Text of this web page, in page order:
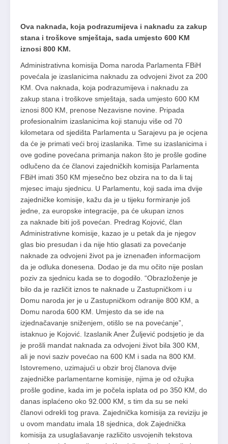
Ova naknada, koja podrazumijeva i naknadu za zakup
stana i troškove smještaja, sada umjesto 600 KM
iznosi 800 KM.
Administrativna komisija Doma naroda Parlamenta FBiH
povećala je izaslanicima naknadu za odvojeni život za 200
KM. Ova naknada, koja podrazumijeva i naknadu za
zakup stana i troškove smještaja, sada umjesto 600 KM
iznosi 800 KM, prenose Nezavisne novine. Pripada
profesionalnim izaslanicima koji stanuju više od 70
kilometara od sjedišta Parlamenta u Sarajevu pa je ocjena
da će je primati veći broj izaslanika. Time su izaslanicima i
ove godine povećana primanja nakon što je prošle godine
odlučeno da će članovi zajedničkih komisija Parlamenta
FBiH imati 350 KM mjesečno bez obzira na to da li taj
mjesec imaju sjednicu. U Parlamentu, koji sada ima dvije
zajedničke komisije, kažu da je u tijeku formiranje još
jedne, za europske integracije, pa će ukupan iznos
za naknade biti još povećan. Predrag Kojović, član
Administrativne komisije, kazao je u petak da je njegov
glas bio presudan i da nije htio glasati za povećanje
naknade za odvojeni život pa je iznenađen informacijom
da je odluka donesena. Dodao je da mu očito nije poslan
poziv za sjednicu kada se to dogodilo. “Obrazloženje je
bilo da je različit iznos te naknade u Zastupničkom i u
Domu naroda jer je u Zastupničkom odranije 800 KM, a
Domu naroda 600 KM. Umjesto da se ide na
izjednačavanje sniženjem, otišlo se na povećanje”,
istaknuo je Kojović. Izaslanik Aner Žuljević podsjetio je da
je prošli mandat naknada za odvojeni život bila 300 KM,
ali je novi saziv povećao na 600 KM i sada na 800 KM.
Istovremeno, uzimajući u obzir broj članova dvije
zajedničke parlamentarne komisije, njima je od ožujka
prošle godine, kada im je počela isplata od po 350 KM, do
danas isplaćeno oko 92.000 KM, s tim da su se neki
članovi odrekli tog prava. Zajednička komisija za reviziju je
u ovom mandatu imala 18 sjednica, dok Zajednička
komisija za usuglašavanje različito usvojenih tekstova